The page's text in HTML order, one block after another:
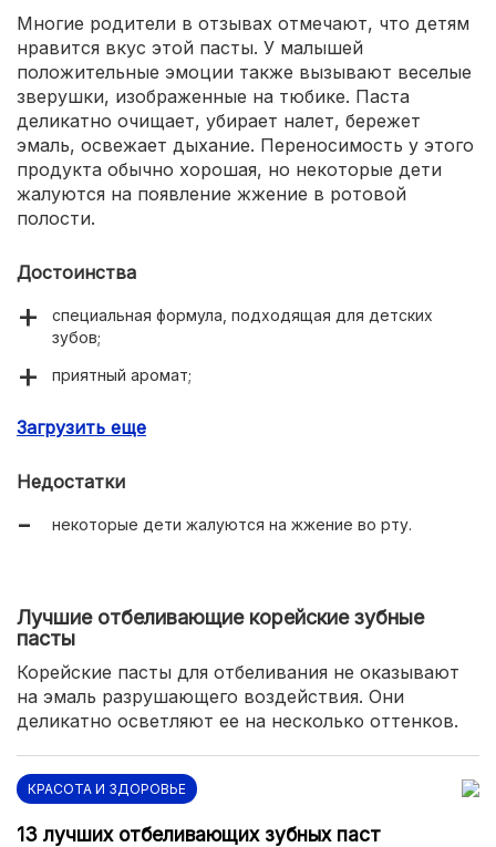
Многие родители в отзывах отмечают, что детям
нравится вкус этой пасты. У малышей
положительные эмоции также вызывают веселые
зверушки, изображенные на тюбике. Паста
деликатно очищает, убирает налет, бережет
эмаль, освежает дыхание. Переносимость у этого
продукта обычно хорошая, но некоторые дети
жалуются на появление жжение в ротовой
полости.
Достоинства
специальная формула, подходящая для детских
зубов;
приятный аромат;
сохраняет здоровье десен.
Загрузить еще
Недостатки
некоторые дети жалуются на жжение во рту.
Лучшие отбеливающие корейские зубные
пасты
Корейские пасты для отбеливания не оказывают
на эмаль разрушающего воздействия. Они
деликатно осветляют ее на несколько оттенков.
КРАСОТА И ЗДОРОВЬЕ
13 лучших отбеливающих зубных паст